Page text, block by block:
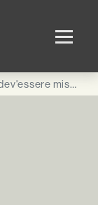
Qual è il vostro ‘metro di misura’?